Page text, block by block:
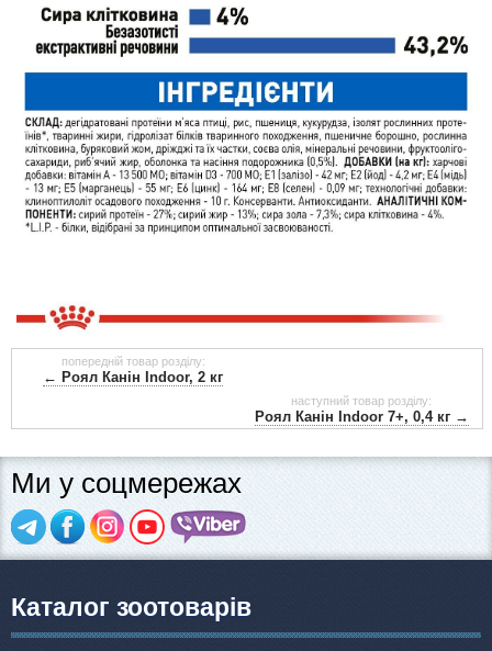
попередній товар розділу:
← Роял Канін Indoor, 2 кг
наступний товар розділу:
Роял Канін Indoor 7+, 0,4 кг →
Ми у соцмережах
Каталог зоотоварів